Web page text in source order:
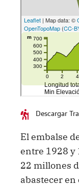
Descargar
El embalse
entre 1928 y
22 millones
abastecer